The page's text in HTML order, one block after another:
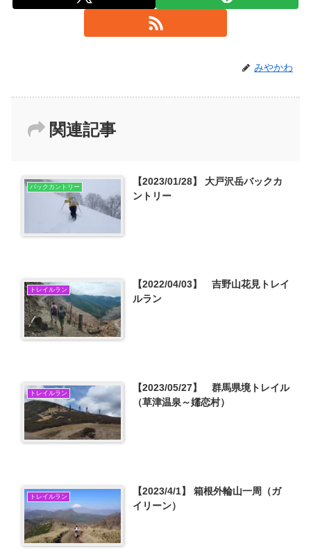
みやかわ
関連記事
バックカントリー
【2023/01/28】 大戸沢岳バックカ
ントリー
トレイルラン
【2022/04/03】 吉野山花見トレイ
ルラン
トレイルラン
【2023/05/27】 群馬県境トレイル
（草津温泉～嬬恋村）
トレイルラン
【2023/4/1】 箱根外輪山一周（ガ
イリーン）